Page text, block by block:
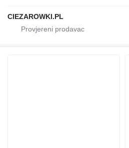
CIEZAROWKI.PL